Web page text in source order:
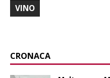
VINO
CRONACA